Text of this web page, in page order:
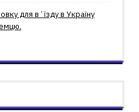
для вʼїзду в Україну